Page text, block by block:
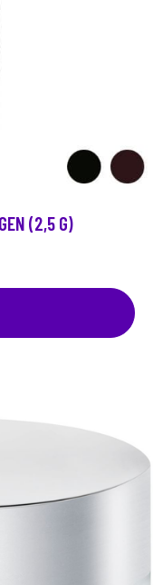
(2,5 G)